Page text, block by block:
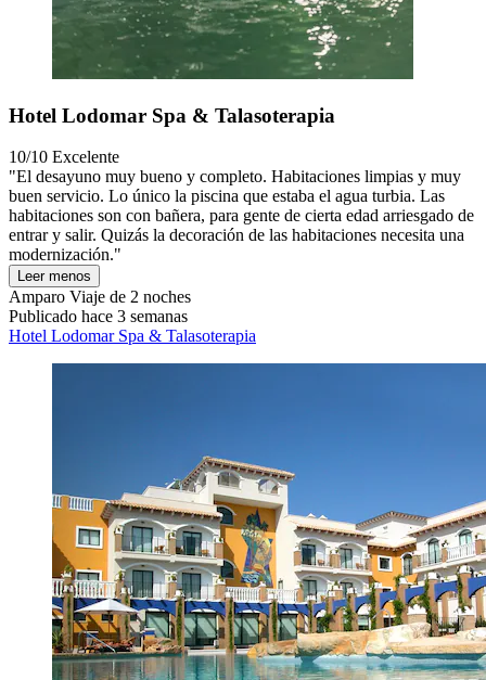
Hotel Lodomar Spa & Talasoterapia
10/10 Excelente
"El desayuno muy bueno y completo. Habitaciones limpias y muy
buen servicio. Lo único la piscina que estaba el agua turbia. Las
habitaciones son con bañera, para gente de cierta edad arriesgado de
entrar y salir. Quizás la decoración de las habitaciones necesita una
modernización."
Leer menos
Amparo Viaje de 2 noches
Publicado hace 3 semanas
Hotel Lodomar Spa & Talasoterapia